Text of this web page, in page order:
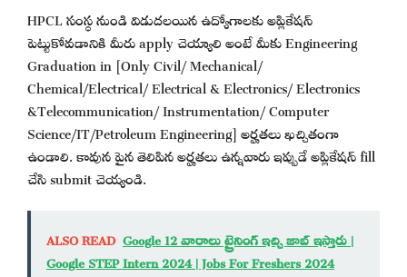
HPCL సంస్థ నుండి విడుదలయిన ఉద్యోగాలకు అప్లికేషన్
పెట్టుకోవడానికి మీరు apply చెయ్యాలి అంటే మీకు Engineering
Graduation in [Only Civil/ Mechanical/
Chemical/Electrical/ Electrical & Electronics/ Electronics
&Telecommunication/ Instrumentation/ Computer
Science/IT/Petroleum Engineering] అర్హతలు ఖచ్చితంగా
ఉండాలి. కావున పైన తెలిపిన అర్హతలు ఉన్నవారు ఇప్పుడే అప్లికేషన్ fill
చేసి submit చెయ్యండి.
ALSO READ Google 12 వారాలు ట్రైనింగ్ ఇచ్చి జాబ్ ఇస్తారు |
Google STEP Intern 2024 | Jobs For Freshers 2024